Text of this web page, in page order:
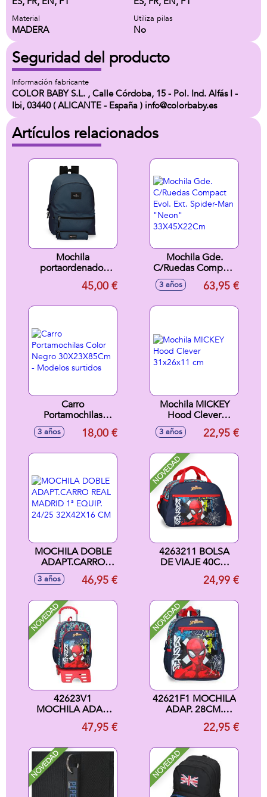
Material
MADERA
Utiliza pilas
No
Seguridad del producto
Información fabricante
COLOR BABY S.L. , Calle Córdoba, 15 - Pol. Ind. Alfás I -
Ibi, 03440 ( ALICANTE - España ) info@colorbaby.es
Artículos relacionados
Mochila
portaordenador
PJAris45,00 €
Mochila Gde.
C/Ruedas Compact
Evol. Ext. Spider-
Man "Neon"
3 años 63,95 €
Carro
Portamochilas
Color Negro
30X23X85Cm -
3 años 18,00 €
Mochila MICKEY
Hood Clever
31x26x11 cm
3 años 22,95 €
MOCHILA DOBLE
ADAPT.CARRO
REAL MADRID 1ª
EQUIP. 24/25
3 años 46,95 €
NOVEDAD
4263211 BOLSA
DE VIAJE 40CM
GRAFFITY OF
SPIDERMAN24,99 €
NOVEDAD
42623V1
MOCHILA ADAP.
40CM. C/CARRO
GRAFFITY OF
47,95 €
NOVEDAD
42621F1 MOCHILA
ADAP. 28CM.
GRAFFITY OF
SPIDERMAN22,95 €
NOVEDAD NOVEDAD